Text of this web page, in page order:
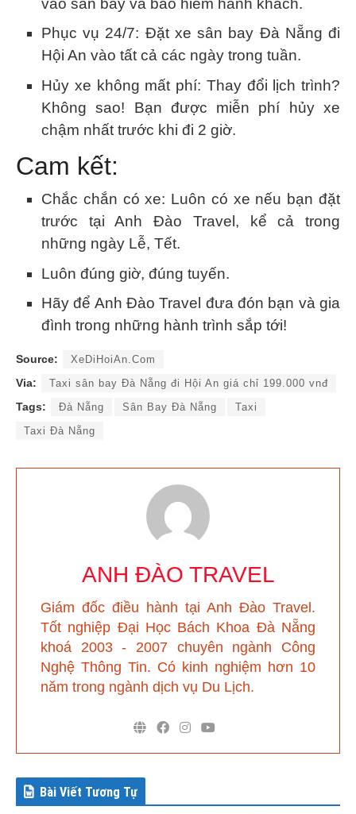
vào sân bay và bảo hiểm hành khách.
Phục vụ 24/7: Đặt xe sân bay Đà Nẵng đi
Hội An vào tất cả các ngày trong tuần.
Hủy xe không mất phí: Thay đổi lịch trình?
Không sao! Bạn được miễn phí hủy xe
chậm nhất trước khi đi 2 giờ.
Cam kết:
Chắc chắn có xe: Luôn có xe nếu bạn đặt
trước tại Anh Đào Travel, kể cả trong
những ngày Lễ, Tết.
Luôn đúng giờ, đúng tuyến.
Hãy để Anh Đào Travel đưa đón bạn và gia
đình trong những hành trình sắp tới!
Source: XeDiHoiAn.Com
Via: Taxi sân bay Đà Nẵng đi Hội An giá chỉ 199.000 vnđ
Tags: Đà Nẵng Sân Bay Đà Nẵng
Taxi
Taxi Đà Nẵng
ANH ĐÀO TRAVEL
Giám đốc điều hành tại Anh Đào Travel.
Tốt nghiệp Đại Học Bách Khoa Đà Nẵng
khoá 2003 - 2007 chuyên ngành Công
Nghệ Thông Tin. Có kinh nghiệm hơn 10
năm trong ngành dịch vụ Du Lịch.
Bài Viết Tương Tự